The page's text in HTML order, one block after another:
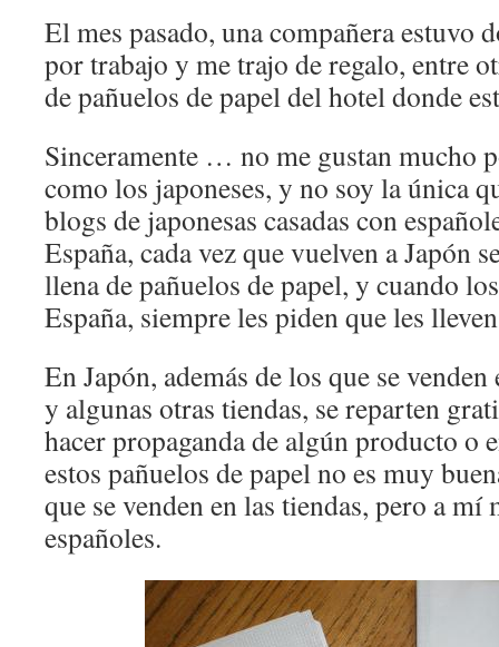
El mes pasado, una compañera estuvo
por trabajo y me trajo de regalo, entre
de pañuelos de papel del hotel donde
Sinceramente … no me gustan mucho
como los japoneses, y no soy la única
blogs de japonesas casadas con
España, cada vez que vuelven a Japón
llena de pañuelos de papel, y cuando
España, siempre les piden que les
En Japón, además de los que se
y algunas otras tiendas, se reparten
hacer propaganda de algún producto o
estos pañuelos de papel no es muy
que se venden en las tiendas, pero a mí
españoles.